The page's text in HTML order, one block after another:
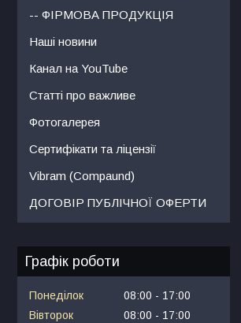
-- ФІРМОВА ПРОДУКЦІЯ
Наші новини
Канал на YouTube
Статті про важливе
Фотогалерея
Сертифікати та ліцензії
Vibram (Compaund)
ДОГОВІР ПУБЛІЧНОЇ ОФЕРТИ
Графік роботи
Понеділок 08:00
17:00
Вівторок
08:00
17:00